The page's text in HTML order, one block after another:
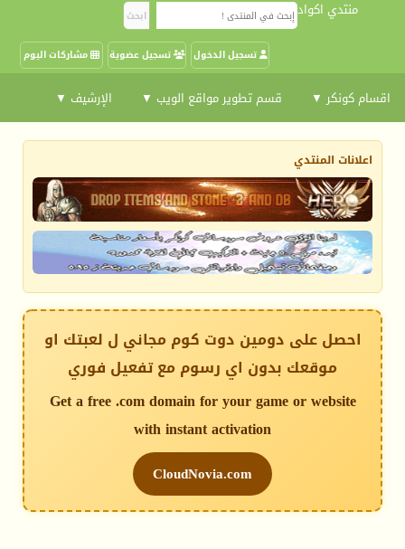
منتدي اكواد
مشاركات اليوم تسجيل عضوية تسجيل الدخول
اقسام كونكر ▼ قسم تطوير مواقع الويب ▼ الإرشيف ▼
اعلانات المنتدي
احصل على دومين دوت كوم مجاني ل لعبتك او
موقعك بدون اي رسوم مع تفعيل فوري
Get a free .com domain for your game or website
with instant activation
CloudNovia.com